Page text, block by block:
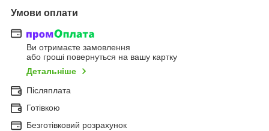
Умови оплати
Ви отримаєте замовлення
або гроші повернуться на вашу картку
Детальніше
Післяплата
Готівкою
Безготівковий розрахунок